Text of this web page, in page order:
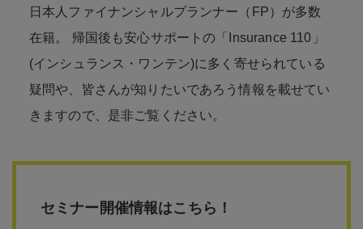
日本人ファイナンシャルプランナー（FP）が多数
在籍。 帰国後も安心サポートの「Insurance 110」
(インシュランス・ワンテン)に多く寄せられている
疑問や、皆さんが知りたいであろう情報を載せてい
きますので、是非ご覧ください。
セミナー開催情報はこちら！